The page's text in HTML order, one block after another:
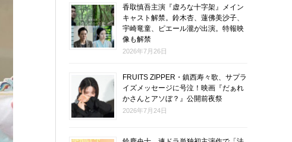
香取慎吾主演『虚ろな十字架』メイン
キャスト解禁。鈴木杏、蓮佛美沙子、
宇崎竜童、ピエール瀧が出演。特報映
像も解禁
2026年7月26日
FRUITS ZIPPER・鎮西寿々歌、サプラ
イズメッセージに号泣！映画『だぁれ
かさんとアソぼ？』公開前夜祭
2026年7月24日